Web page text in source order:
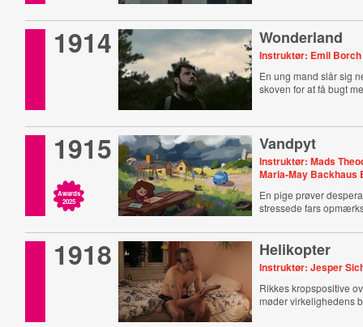
1914 Wonderland
Instruktør: Emil
En ung mand slår sig
skoven for at få bugt
1915
Awards
2025
Vandpyt
Instruktør: Mads
Maria-May Backhaus
En pige prøver
stressede fars
1918 Helikopter
Instruktør: Jesper
Rikkes kropspositive
møder virkelighedens